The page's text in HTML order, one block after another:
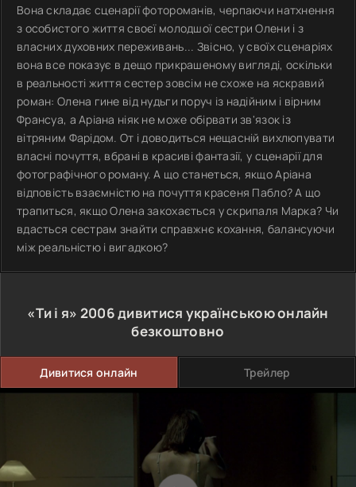
Вона складає сценарії фотороманів, черпаючи натхнення
з особистого життя своєї молодшої сестри Олени і з
власних духовних переживань... Звісно, у своїх сценаріях
вона все показує в дещо прикрашеному вигляді, оскільки
в реальності життя сестер зовсім не схоже на яскравий
роман: Олена гине від нудьги поруч із надійним і вірним
Франсуа, а Аріана ніяк не може обірвати зв'язок із
вітряним Фарідом. От і доводиться нещасній вихлюпувати
власні почуття, вбрані в красиві фантазії, у сценарії для
фотографічного роману. А що станеться, якщо Аріана
відповість взаємністю на почуття красеня Пабло? А що
трапиться, якщо Олена закохається у скрипаля Марка? Чи
вдасться сестрам знайти справжнє кохання, балансуючи
між реальністю і вигадкою?
«Ти і я» 2006дивитися українською онлайн
безкоштовно
Дивитися онлайн Трейлер